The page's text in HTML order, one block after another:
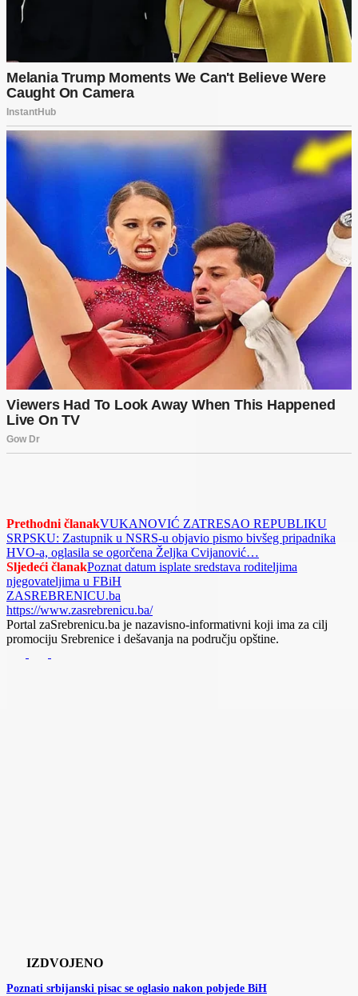
Prethodni članakVUKANOVIĆ ZATRESAO REPUBLIKU
SRPSKU: Zastupnik u NSRS-u objavio pismo bivšeg pripadnika
HVO-a, oglasila se ogorčena Željka Cvijanović…
Sljedeći članakPoznat datum isplate sredstava roditeljima
njegovateljima u FBiH
ZASREBRENICU.ba
https://www.zasrebrenicu.ba/
Portal zaSrebrenicu.ba je nazavisno-informativni koji ima za cilj
promociju Srebrenice i dešavanja na području opštine.
IZDVOJENO
Poznati srbijanski pisac se oglasio nakon pobjede BiH